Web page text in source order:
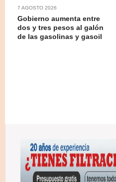
7 AGOSTO 2026
Gobierno aumenta entre
dos y tres pesos al galón
de las gasolinas y gasoil